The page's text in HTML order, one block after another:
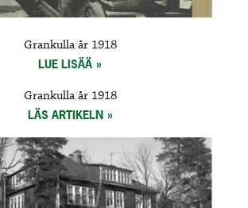
Grankulla år 1918
LUE LISÄÄ
Grankulla år 1918
LÄS ARTIKELN